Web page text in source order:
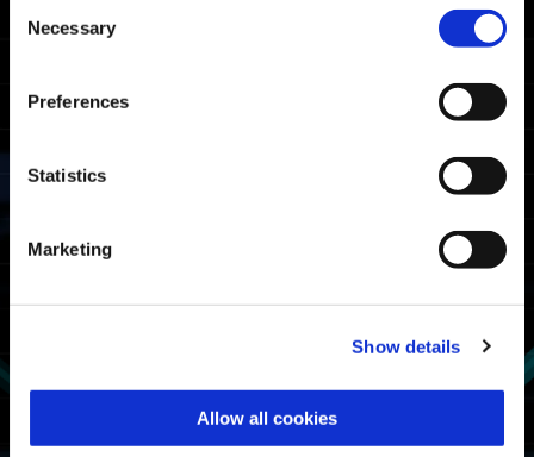
Selection
Necessary
Preferences
Statistics
Marketing
Show details
Allow all cookies
※終了日時は状況により変更となる場合がありま
対象プラットフォーム
Xbox One
PlayStation®5
PlayStation®4
ネットワークサービスのメンテナンスのため。
皆さまにはご迷惑をおかけいたしますが、ご協力